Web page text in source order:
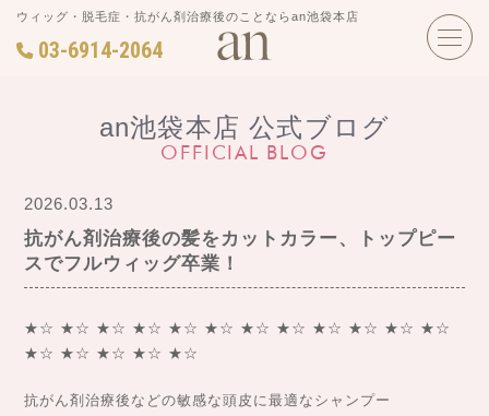
ウィッグ・脱毛症・抗がん剤治療後のことならan池袋本店
03-6914-2064
OFFICIAL BLOG
an池袋本店 公式ブログ
2026.03.13
抗がん剤治療後の髪をカットカラー、トップピー
スでフルウィッグ卒業！
★☆ ★☆ ★☆ ★☆ ★☆ ★☆ ★☆ ★☆ ★☆ ★☆ ★☆ ★☆
★☆ ★☆ ★☆ ★☆ ★☆
抗がん剤治療後などの敏感な頭皮に最適なシャンプー